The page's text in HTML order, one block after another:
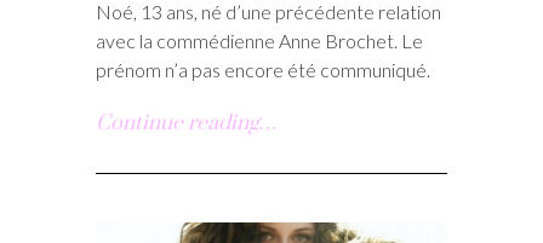
Noé, 13 ans, né d’une précédente relation
avec la commédienne Anne Brochet. Le
prénom n’a pas encore été communiqué.
Continue reading…